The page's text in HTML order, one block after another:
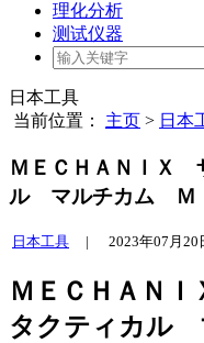
理化分析
测试仪器
日本工具
当前位置： 主页 > 日本
ＭＥＣＨＡＮＩＸ
ル マルチカム Ｍ
日本工具 | 2023年07月20
ＭＥＣＨＡＮ
タクティカ